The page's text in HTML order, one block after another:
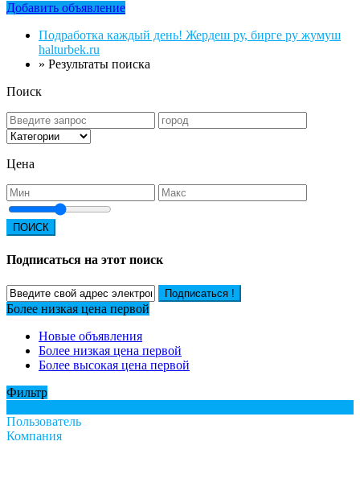
Добавить объявление
Подработка каждый день! Жердеш ру, бирге ру жумуш
halturbek.ru
» Результаты поиска
Поиск
Цена
ПОИСК
Подписаться на этот поиск
Подписаться !
Более низкая цена первой
Новые объявления
Более низкая цена первой
Более высокая цена первой
Фильтр
Пользователь
Компания